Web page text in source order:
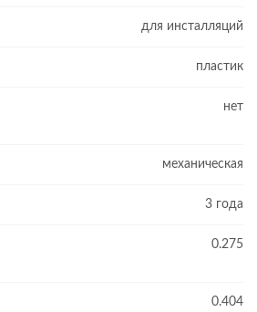
Производитель уверен в качестве
эстетикой технологичных
для инсталляций
пластик
нет
механическая
3 года
0.275
0.404